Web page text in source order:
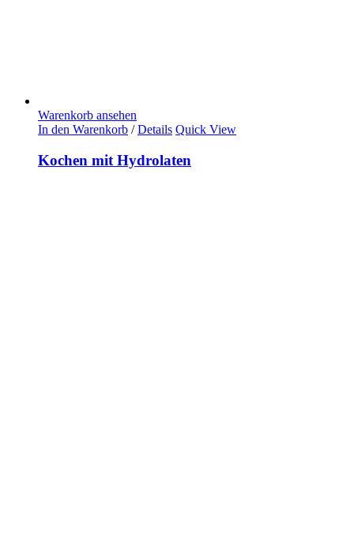
Warenkorb ansehen
In den Warenkorb / Details Quick View
Kochen mit Hydrolaten